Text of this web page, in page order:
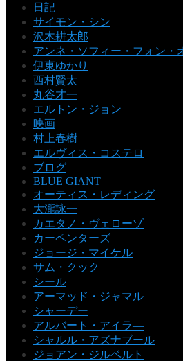
日記
サイモン・シン
沢木耕太郎
アンネ・ソフィー・フォン・
伊東ゆかり
西村賢太
丸谷才一
エルトン・ジョン
映画
村上春樹
エルヴィス・コステロ
ブログ
BLUE GIANT
オーティス・レディング
大瀧詠一
カエタノ・ヴェローゾ
カーペンターズ
ジョージ・マイケル
サム・クック
シール
アーマッド・ジャマル
シャーデー
アルバート・アイラ―
シャルル・アズナブール
ジョアン・ジルベルト